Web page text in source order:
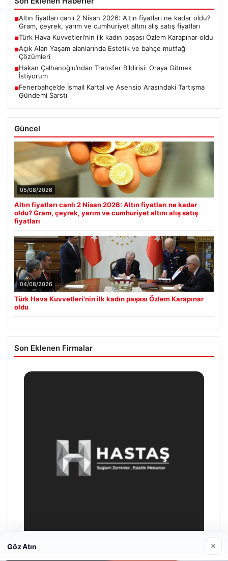
■Altın fiyatları canlı 2 Nisan 2026: Altın fiyatları ne kadar oldu?
Gram, çeyrek, yarım ve cumhuriyet altını alış satış fiyatları
■Türk Hava Kuvvetleri’nin ilk kadın paşası Özlem Karapınar oldu
■Açık Alan Yaşam alanlarında Estetik ve bahçe mutfağı
Çözümleri
■Hakan Çalhanoğlu’ndan Transfer Bildirisi: Oraya Gitmek
İstiyorum
■Fenerbahçe’de İsmail Kartal ve Asensio Arasındaki Tartışma
Gündemi Sarstı
Güncel
05/08/2026
Altın fiyatları canlı 2 Nisan 2026: Altın fiyatları ne kadar
oldu? Gram, çeyrek, yarım ve cumhuriyet altını alış satış
fiyatları
04/08/2026
Türk Hava Kuvvetleri’nin ilk kadın paşası Özlem Karapınar
oldu
Son Eklenen Firmalar
Göz Atın ×